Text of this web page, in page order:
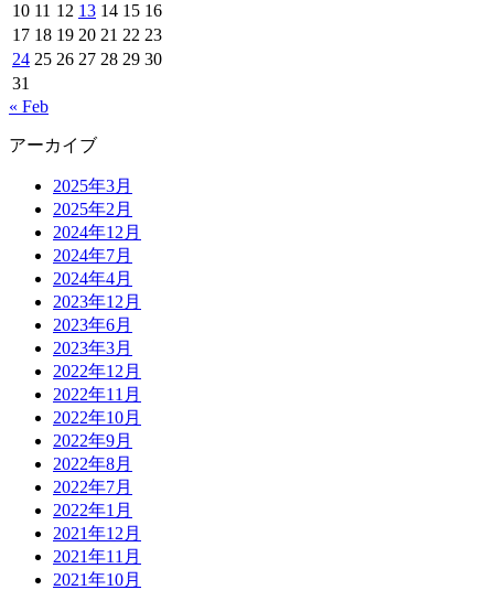
10 11 12 13 14 15 16
17 18 19 20 21 22 23
24 25 26 27 28 29 30
31
« Feb
アーカイブ
2025年3月
2025年2月
2024年12月
2024年7月
2024年4月
2023年12月
2023年6月
2023年3月
2022年12月
2022年11月
2022年10月
2022年9月
2022年8月
2022年7月
2022年1月
2021年12月
2021年11月
2021年10月